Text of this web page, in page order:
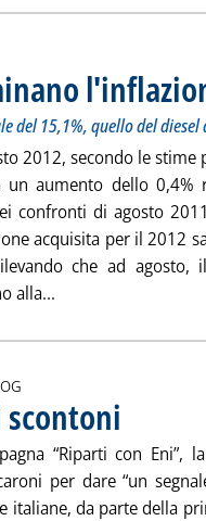
del 15,1%, quello del diesel
2012, secondo le
un aumento dello
confronti di agosto
acquisita per il 2012
che ad agosto,
alla...
“Riparti con Eni”,
per dare “un
italiane, da parte della